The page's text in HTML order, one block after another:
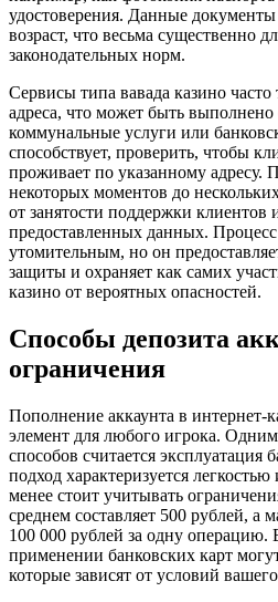
удостоверения. Данные
возраст, что весьма существенно
законодательных норм.
Сервисы типа вавада казино
адреса, что может быть
коммунальные услуги или
способствует, проверить, чтобы
проживает по указанному адресу.
некоторых моментов до
от занятости поддержки клиентов
предоставленных данных. Процесс
утомительным, но он
защиты и охраняет как самих
казино от вероятных опасностей.
Способы депозита
ограничения
Пополнение аккаунта в
элемент для любого игрока.
способов считается эксплуатация
подход характеризуется
менее стоит учитывать
среднем составляет 500 рублей, а
100 000 рублей за одну
применении банковских карт
которые зависят от условий